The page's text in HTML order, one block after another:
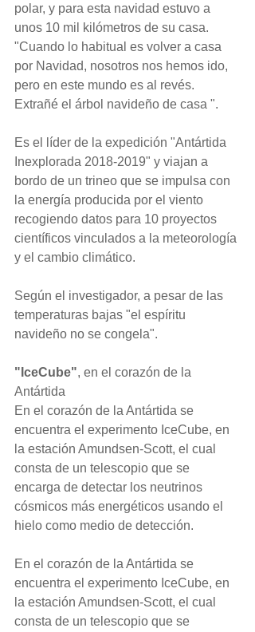
polar, y para esta navidad estuvo a
unos 10 mil kilómetros de su casa.
"Cuando lo habitual es volver a casa
por Navidad, nosotros nos hemos ido,
pero en este mundo es al revés.
Extrañé el árbol navideño de casa ".
Es el líder de la expedición "Antártida
Inexplorada 2018-2019" y viajan a
bordo de un trineo que se impulsa con
la energía producida por el viento
recogiendo datos para 10 proyectos
científicos vinculados a la meteorología
y el cambio climático.
Según el investigador, a pesar de las
temperaturas bajas "el espíritu
navideño no se congela".
"IceCube", en el corazón de la
Antártida
En el corazón de la Antártida se
encuentra el experimento IceCube, en
la estación Amundsen-Scott, el cual
consta de un telescopio que se
encarga de detectar los neutrinos
cósmicos más energéticos usando el
hielo como medio de detección.
En el corazón de la Antártida se
encuentra el experimento IceCube, en
la estación Amundsen-Scott, el cual
consta de un telescopio que se